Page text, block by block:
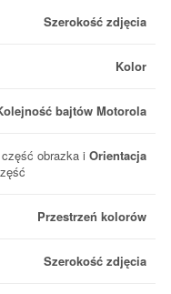
Szerokość zdjęcia
Kolor
bajtów Motorola
Orientacja
obrazka i
Przestrzeń kolorów
Szerokość zdjęcia